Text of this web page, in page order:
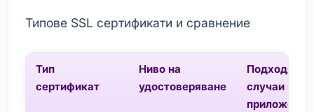
Типове SSL сертификати и сравнение
Тип
сертификат
Ниво на
удостоверяване
Подходящи
случаи на
приложение